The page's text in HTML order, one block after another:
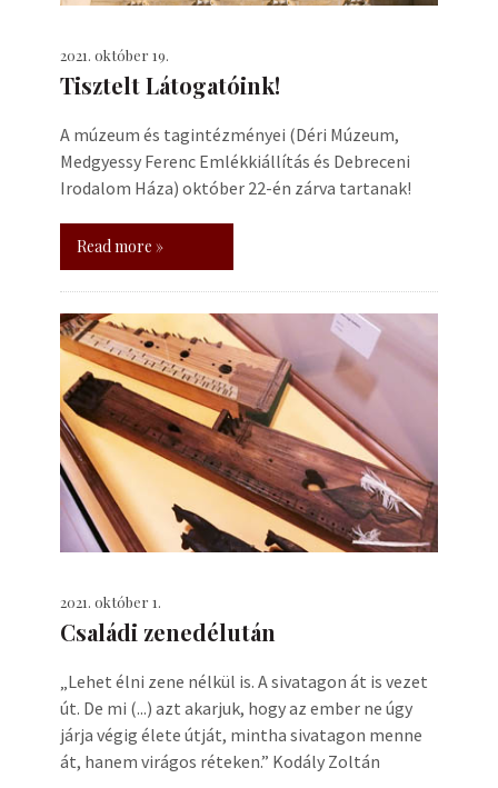
2021. október 19.
Tisztelt Látogatóink!
A múzeum és tagintézményei (Déri Múzeum,
Medgyessy Ferenc Emlékkiállítás és Debreceni
Irodalom Háza) október 22-én zárva tartanak!
Read more »
2021. október 1.
Családi zenedélután
„Lehet élni zene nélkül is. A sivatagon át is vezet
út. De mi (...) azt akarjuk, hogy az ember ne úgy
járja végig élete útját, mintha sivatagon menne
át, hanem virágos réteken.” Kodály Zoltán